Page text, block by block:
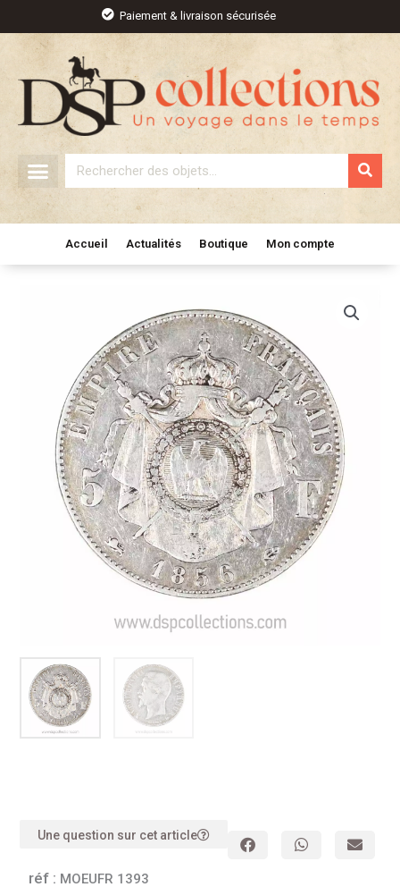
contenu
Paiement & livraison sécurisée
Rechercher
Accueil Actualités Boutique Mon compte
Une question sur cet article
réf : MOEUFR 1393